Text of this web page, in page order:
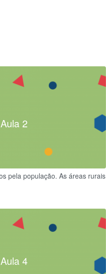
Aula 2
pela população. As áreas rurais
Aula 4